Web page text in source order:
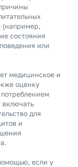
(например,
состояния
или
медицинское и
оценку
для
и
если у